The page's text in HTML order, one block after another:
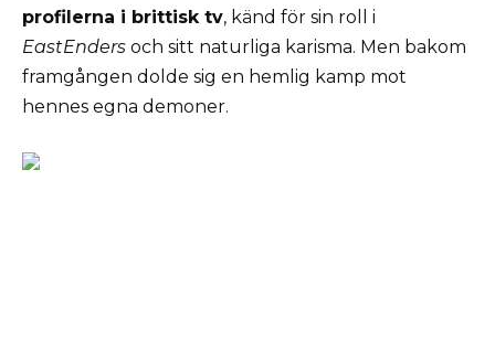
profilerna i brittisk tv, känd för sin roll i
EastEnders och sitt naturliga karisma. Men bakom
framgången dolde sig en hemlig kamp mot
hennes egna demoner.